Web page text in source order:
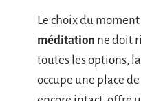
Le choix du
méditation ne doit
toutes les options, la
occupe une place de